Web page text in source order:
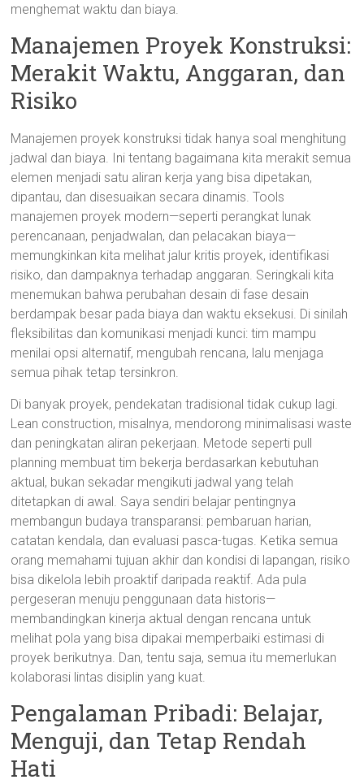
menghemat waktu dan biaya.
Manajemen Proyek Konstruksi:
Merakit Waktu, Anggaran, dan
Risiko
Manajemen proyek konstruksi tidak hanya soal menghitung
jadwal dan biaya. Ini tentang bagaimana kita merakit semua
elemen menjadi satu aliran kerja yang bisa dipetakan,
dipantau, dan disesuaikan secara dinamis. Tools
manajemen proyek modern—seperti perangkat lunak
perencanaan, penjadwalan, dan pelacakan biaya—
memungkinkan kita melihat jalur kritis proyek, identifikasi
risiko, dan dampaknya terhadap anggaran. Seringkali kita
menemukan bahwa perubahan desain di fase desain
berdampak besar pada biaya dan waktu eksekusi. Di sinilah
fleksibilitas dan komunikasi menjadi kunci: tim mampu
menilai opsi alternatif, mengubah rencana, lalu menjaga
semua pihak tetap tersinkron.
Di banyak proyek, pendekatan tradisional tidak cukup lagi.
Lean construction, misalnya, mendorong minimalisasi waste
dan peningkatan aliran pekerjaan. Metode seperti pull
planning membuat tim bekerja berdasarkan kebutuhan
aktual, bukan sekadar mengikuti jadwal yang telah
ditetapkan di awal. Saya sendiri belajar pentingnya
membangun budaya transparansi: pembaruan harian,
catatan kendala, dan evaluasi pasca-tugas. Ketika semua
orang memahami tujuan akhir dan kondisi di lapangan, risiko
bisa dikelola lebih proaktif daripada reaktif. Ada pula
pergeseran menuju penggunaan data historis—
membandingkan kinerja aktual dengan rencana untuk
melihat pola yang bisa dipakai memperbaiki estimasi di
proyek berikutnya. Dan, tentu saja, semua itu memerlukan
kolaborasi lintas disiplin yang kuat.
Pengalaman Pribadi: Belajar,
Menguji, dan Tetap Rendah
Hati